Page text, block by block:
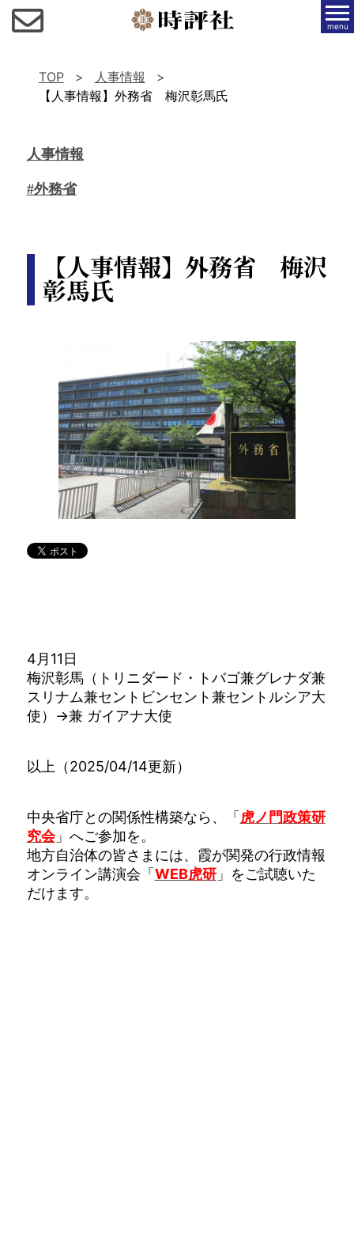
menu
TOP
人事情報
【人事情報】外務省 梅沢彰馬氏
人事情報
#外務省
【人事情報】外務省 梅沢
彰馬氏
4月11日
梅沢彰馬（トリニダード・トバゴ兼グレナダ兼
スリナム兼セントビンセント兼セントルシア大
使）→兼 ガイアナ大使
以上（2025/04/14更新）
中央省庁との関係性構築なら、「 虎ノ門政策研
究会」へご参加を。
地方自治体の皆さまには、霞が関発の行政情報
オンライン講演会「 WEB虎研」をご試聴いた
だけます。